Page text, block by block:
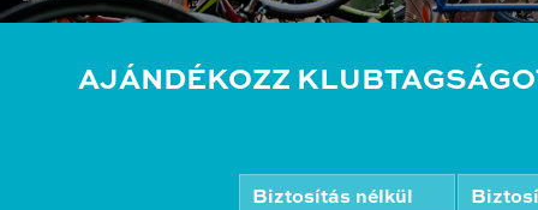
AJÁNDÉKOZZ
Biztosítás nélkül